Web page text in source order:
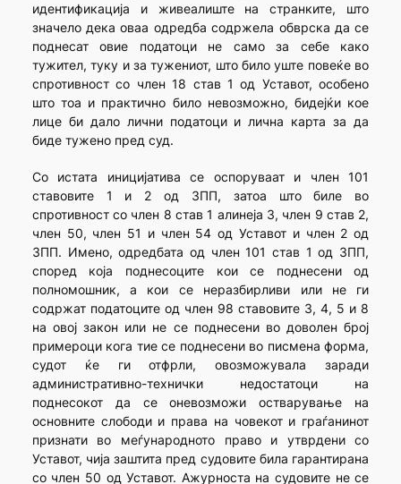
идентификација и живеалиште на странките, што
значело дека оваа одредба содржела обврска да се
поднесат овие податоци не само за себе како
тужител, туку и за тужениот, што било уште повеќе во
спротивност со член 18 став 1 од Уставот, особено
што тоа и практично било невозможно, бидејќи кое
лице би дало лични податоци и лична карта за да
биде тужено пред суд.
Со истата иницијатива се оспоруваат и член 101
ставовите 1 и 2 од ЗПП, затоа што биле во
спротивност со член 8 став 1 алинеја 3, член 9 став 2,
член 50, член 51 и член 54 од Уставот и член 2 од
ЗПП. Имено, одредбата од член 101 став 1 од ЗПП,
според која поднесоците кои се поднесени од
полномошник, а кои се неразбирливи или не ги
содржат податоците од член 98 ставовите 3, 4, 5 и 8
на овој закон или не се поднесени во доволен број
примероци кога тие се поднесени во писмена форма,
судот ќе ги отфрли, овозможувала заради
административно-технички недостатоци на
поднесокот да се оневозможи остварување на
основните слободи и права на човекот и граѓанинот
признати во меѓународното право и утврдени со
Уставот, чија заштита пред судовите била гарантирана
со член 50 од Уставот. Ажурноста на судовите не се